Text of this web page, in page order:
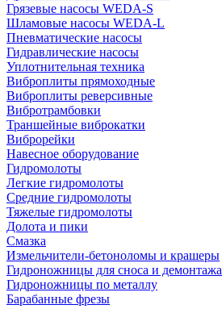
Грязевые насосы WEDA-S
Шламовые насосы WEDA-L
Пневматические насосы
Гидравлические насосы
Уплотнительная техника
Виброплиты прямоходные
Виброплиты реверсивные
Вибротрамбовки
Траншейные виброкатки
Виброрейки
Навесное оборудование
Гидромолоты
Легкие гидромолоты
Средние гидромолоты
Тяжелые гидромолоты
Долота и пики
Смазка
Измельчители-бетоноломы и крашеры
Гидроножницы для сноса и демонтажа
Гидроножницы по металлу
Барабанные фрезы